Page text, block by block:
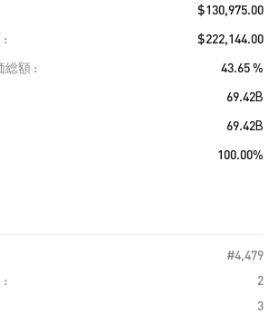
$130,975.00
$222,144.00
総額
43.65 %
69.42B
69.42B
100.00%
#4,479
:
2
3